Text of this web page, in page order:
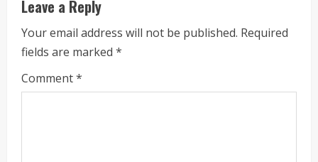
a
d
i
n
Leave a Reply
Your email address will not be published. Required
fields are marked *
Comment*